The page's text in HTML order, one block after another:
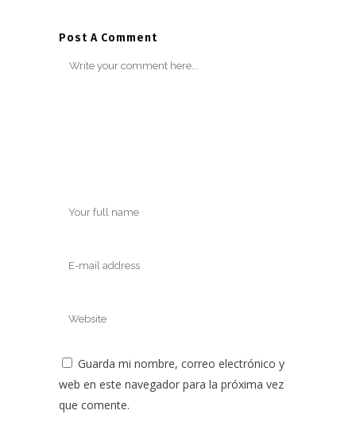
Post A Comment
Guarda mi nombre, correo electrónico y
web en este navegador para la próxima vez
que comente.